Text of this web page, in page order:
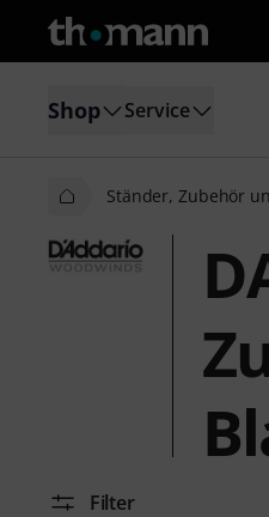
Shop Service
Ständer, Zubehör
Filter